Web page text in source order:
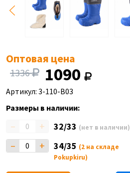
Оптовая цена
1336 1090
Артикул: 3-110-B03
Размеры в наличии:
– + 32/33 (нет в наличии)
– + 34/35 (2 на складе
Pokupkiru)